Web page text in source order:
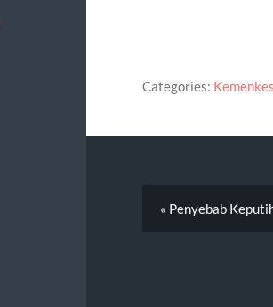
Categories: Kemenkes
« Penyebab